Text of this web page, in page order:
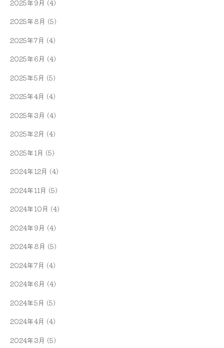
2025年9月 (4)
2025年8月 (5)
2025年7月 (4)
2025年6月 (4)
2025年5月 (5)
2025年4月 (4)
2025年3月 (4)
2025年2月 (4)
2025年1月 (5)
2024年12月 (4)
2024年11月 (5)
2024年10月 (4)
2024年9月 (4)
2024年8月 (5)
2024年7月 (4)
2024年6月 (4)
2024年5月 (5)
2024年4月 (4)
2024年3月 (5)